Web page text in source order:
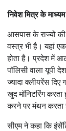
निवेश मित्र के
आसपास के राज्यों की
वस्त्र भी है। यहां
होता है। प्रदेश में
पॉलिसी वाला यूपी
ज्यादा क्लीयरेंस
खुद मॉनिटरिंग
करने पर मंथन करता
सीएम ने कहा कि